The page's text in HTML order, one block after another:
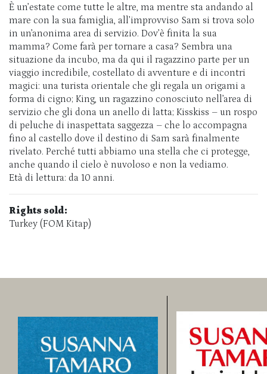
È un’estate come tutte le altre, ma mentre sta andando al
mare con la sua famiglia, all’improvviso Sam si trova solo
in un’anonima area di servizio. Dov’è finita la sua
mamma? Come farà per tornare a casa? Sembra una
situazione da incubo, ma da qui il ragazzino parte per un
viaggio incredibile, costellato di avventure e di incontri
magici: una turista orientale che gli regala un origami a
forma di cigno; King, un ragazzino conosciuto nell’area di
servizio che gli dona un anello di latta; Kisskiss – un rospo
di peluche di inaspettata saggezza – che lo accompagna
fino al castello dove il destino di Sam sarà finalmente
rivelato. Perché tutti abbiamo una stella che ci protegge,
anche quando il cielo è nuvoloso e non la vediamo.
Età di lettura: da 10 anni.
Rights sold:
Turkey (FOM Kitap)